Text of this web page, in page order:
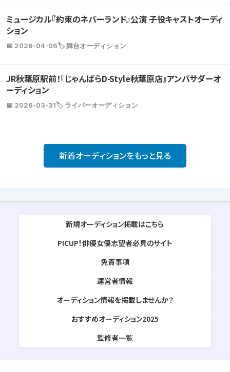
ミュージカル『約束のネバーランド』公演 子役キャストオーディ
ション
📅 2026-04-06🏷️ 舞台オーディション
JR秋葉原駅前！『じゃんぱらD-Style秋葉原店』アンバサダーオ
ーディション
📅 2026-03-31🏷️ ライバーオーディション
新着オーディションをもっと見る
新規オーディション掲載はこちら
PICUP！俳優女優志望者必見のサイト
免責事項
運営者情報
オーディション情報を掲載しませんか？
おすすめオーディション2025
監修者一覧